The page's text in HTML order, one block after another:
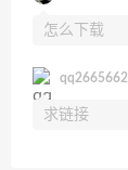
怎么下载
qq2665662
求链接